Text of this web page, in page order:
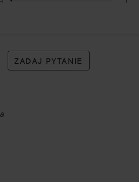
ZADAJ PYTANIE
temu